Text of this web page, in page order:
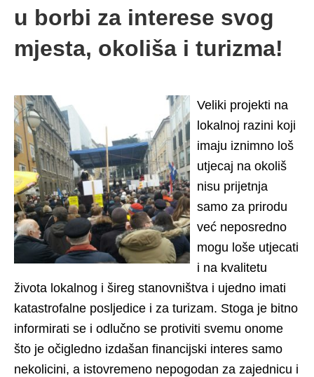
u borbi za interese svog
mjesta, okoliša i turizma!
Veliki projekti na
lokalnoj razini koji
imaju iznimno loš
utjecaj na okoliš
nisu prijetnja
samo za prirodu
već neposredno
mogu loše utjecati
i na kvalitetu
života lokalnog i šireg stanovništva i ujedno imati
katastrofalne posljedice i za turizam. Stoga je bitno
informirati se i odlučno se protiviti svemu onome
što je očigledno izdašan financijski interes samo
nekolicini, a istovremeno nepogodan za zajednicu i